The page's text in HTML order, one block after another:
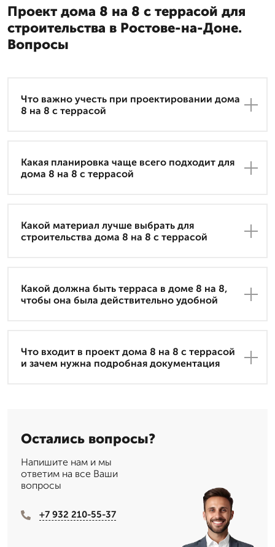
Проект дома 8 на 8 с террасой для
строительства в Ростове-на-Доне.
Вопросы
Что важно учесть при проектировании дома
8 на 8 с террасой
Какая планировка чаще всего подходит для
дома 8 на 8 с террасой
Какой материал лучше выбрать для
строительства дома 8 на 8 с террасой
Какой должна быть терраса в доме 8 на 8,
чтобы она была действительно удобной
Что входит в проект дома 8 на 8 с террасой
и зачем нужна подробная документация
Остались вопросы?
Напишите нам и мы
ответим на все Ваши
вопросы
+7 932 210-55-37